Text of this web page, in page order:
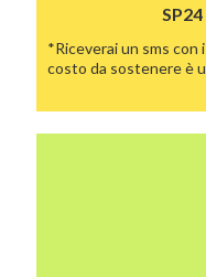
*Riceverai un sms
costo da sostenere è